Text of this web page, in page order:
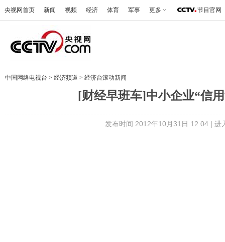
央视网首页 新闻 视频 经济 体育 军事 更多 节目官网
中国网络电视台 > 经济频道 > 经济台滚动新闻
[财经早班车]中小企业“信
发布时间:2012年10月31日 12:04 | 进